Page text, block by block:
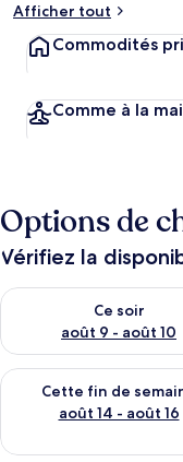
Afficher tout
Commodités
Comme à la
Options de
Vérifiez la
Ce soir
août 9 - août 10
Vérifier la disponibilité
Cette fin de
août 14 - août 16
Vérifier la disponibilité